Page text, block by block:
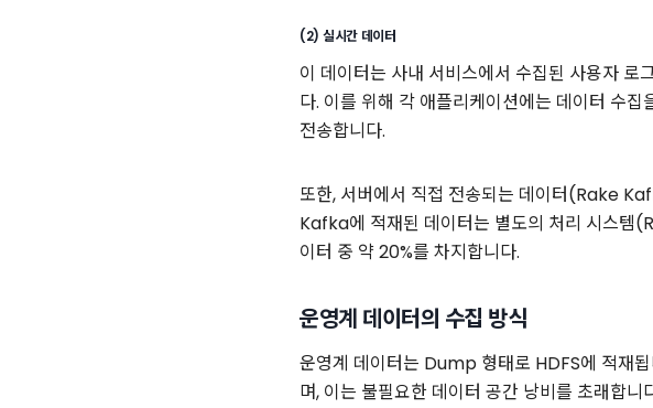
(2) 실시간 데이터
이 데이터는 사내 서비스에서 수집된 사용자 로
다. 이를 위해 각 애플리케이션에는 데이터 수
전송합니다.
또한, 서버에서 직접 전송되는 데이터(Rake
Kafka에 적재된 데이터는 별도의 처리 시스템
이터 중 약 20%를 차지합니다.
운영계 데이터의 수집 방식
운영계 데이터는 Dump 형태로 HDFS에 적재
며, 이는 불필요한 데이터 공간 낭비를 초래합니